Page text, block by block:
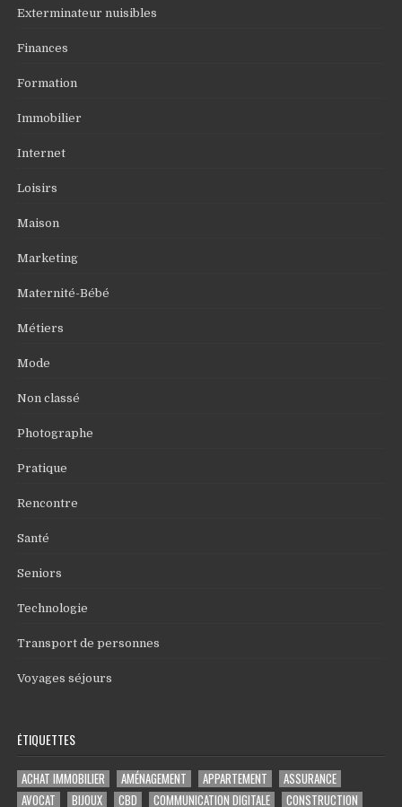
Exterminateur nuisibles
Finances
Formation
Immobilier
Internet
Loisirs
Maison
Marketing
Maternité-Bébé
Métiers
Mode
Non classé
Photographe
Pratique
Rencontre
Santé
Seniors
Technologie
Transport de personnes
Voyages séjours
ÉTIQUETTES
ACHAT IMMOBILIER AMÉNAGEMENT APPARTEMENT
ASSURANCE
AVOCAT
BIJOUX CBD COMMUNICATION DIGITALE CONSTRUCTION